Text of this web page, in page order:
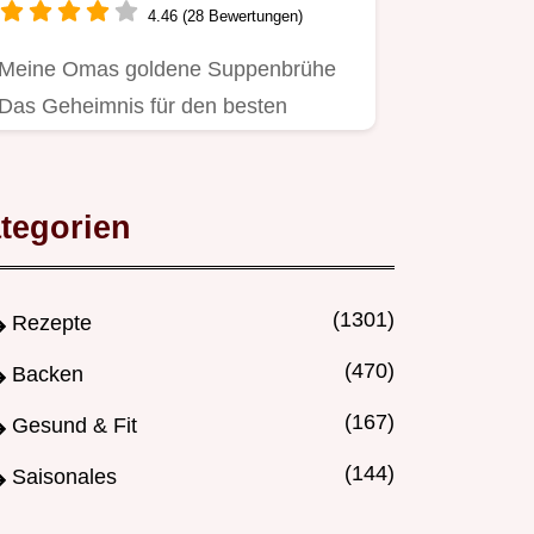
4.46 (28 Bewertungen)
Omas goldene Suppenbrühe
Geheimnis für den besten
Rezepte (1301)
Backen (470)
Gesund & Fit (167)
Saisonales (144)